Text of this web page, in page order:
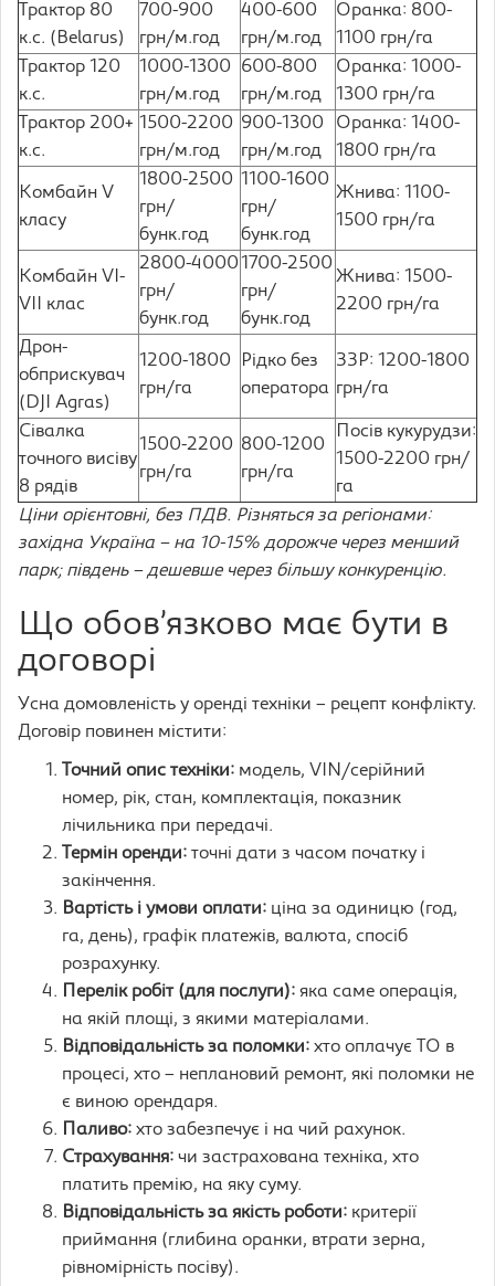
Трактор 80
к.с. (Belarus)
700-900
грн/м.год
400-600
грн/м.год
Оранка: 800-
1100 грн/га
Трактор 120
к.с.
1000-1300
грн/м.год
600-800
грн/м.год
Оранка: 1000-
1300 грн/га
Трактор 200+
к.с.
1500-2200
грн/м.год
900-1300
грн/м.год
Оранка: 1400-
1800 грн/га
Комбайн V
класу
1800-2500
грн/
бунк.год
1100-1600
грн/
бунк.год
Жнива: 1100-
1500 грн/га
Комбайн VI-
VII клас
2800-4000
грн/
бунк.год
1700-2500
грн/
бунк.год
Жнива: 1500-
2200 грн/га
Дрон-
обприскувач
(DJI Agras)
1200-1800
грн/га
Рідко без
оператора
ЗЗР: 1200-1800
грн/га
Сівалка
точного висіву
8 рядів
1500-2200
грн/га
800-1200
грн/га
Посів кукурудзи:
1500-2200 грн/
га
Ціни орієнтовні, без ПДВ. Різняться за регіонами:
західна Україна – на 10-15% дорожче через менший
парк; південь – дешевше через більшу конкуренцію.
Що обов’язково має бути в
договорі
Усна домовленість у оренді техніки – рецепт конфлікту.
Договір повинен містити:
Точний опис техніки: модель, VIN/серійний
номер, рік, стан, комплектація, показник
лічильника при передачі.
Термін оренди: точні дати з часом початку і
закінчення.
Вартість і умови оплати: ціна за одиницю (год,
га, день), графік платежів, валюта, спосіб
розрахунку.
Перелік робіт (для послуги): яка саме операція,
на якій площі, з якими матеріалами.
Відповідальність за поломки: хто оплачує ТО в
процесі, хто – неплановий ремонт, які поломки не
є виною орендаря.
Паливо: хто забезпечує і на чий рахунок.
Страхування: чи застрахована техніка, хто
платить премію, на яку суму.
Відповідальність за якість роботи: критерії
приймання (глибина оранки, втрати зерна,
рівномірність посіву).